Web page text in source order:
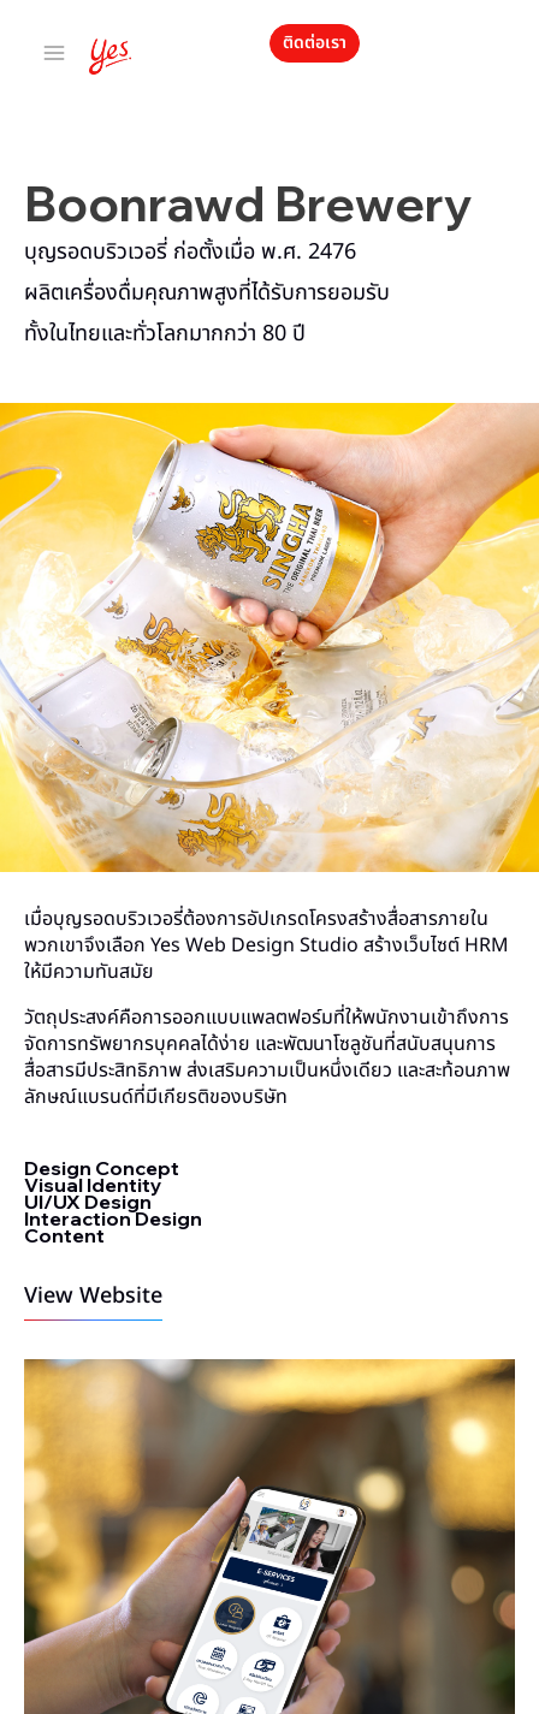
ติดต่อเรา
Boonrawd Brewery
บุญรอดบริวเวอรี่ ก่อตั้งเมื่อ พ.ศ. 2476
ผลิตเครื่องดื่มคุณภาพสูงที่ได้รับการยอมรับ
ทั้งในไทยและทั่วโลกมากกว่า 80 ปี
เมื่อบุญรอดบริวเวอรี่ต้องการอัปเกรดโครงสร้างสื่อสารภายใน
พวกเขาจึงเลือก Yes Web Design Studio สร้างเว็บไซต์ HRM
ให้มีความทันสมัย
วัตถุประสงค์คือการออกแบบแพลตฟอร์มที่ให้พนักงานเข้าถึงการ
จัดการทรัพยากรบุคคลได้ง่าย และพัฒนาโซลูชันที่สนับสนุนการ
สื่อสารมีประสิทธิภาพ ส่งเสริมความเป็นหนึ่งเดียว และสะท้อนภาพ
ลักษณ์แบรนด์ที่มีเกียรติของบริษัท
Design Concept
Visual Identity
UI/UX Design
Interaction Design
Content
View Website